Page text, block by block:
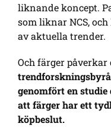
liknande koncept.
som liknar NCS, och
av aktuella trender.
Och färger påverkar
genomfört en studie
att färger har ett
köpbeslut.